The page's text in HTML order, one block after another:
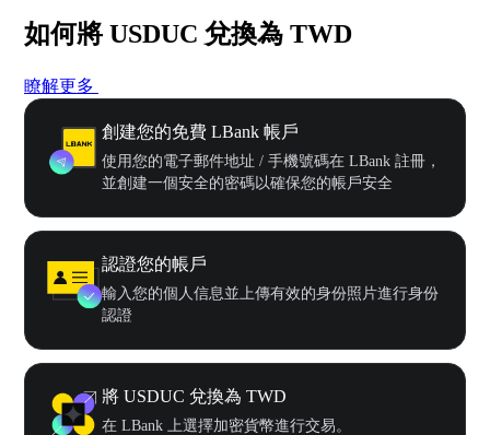
如何將 USDUC 兌換為 TWD
瞭解更多
創建您的免費 LBank 帳戶
使用您的電子郵件地址 / 手機號碼在 LBank 註冊，
並創建一個安全的密碼以確保您的帳戶安全
認證您的帳戶
輸入您的個人信息並上傳有效的身份照片進行身份
認證
將 USDUC 兌換為 TWD
在 LBank 上選擇加密貨幣進行交易。